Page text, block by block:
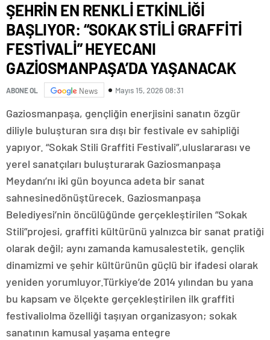
ŞEHRİN EN RENKLİ ETKİNLİĞİ
BAŞLIYOR: “SOKAK STİLİ GRAFFİTİ
FESTİVALİ” HEYECANI
GAZİOSMANPAŞA’DA YAŞANACAK
ABONE OL News Mayıs 15, 2026 08:31
Gaziosmanpaşa, gençliğin enerjisini sanatın özgür
diliyle buluşturan sıra dışı bir festivale ev sahipliği
yapıyor. “Sokak Stili Graffiti Festivali”,uluslararası ve
yerel sanatçıları buluşturarak Gaziosmanpaşa
Meydanı’nı iki gün boyunca adeta bir sanat
sahnesinedönüştürecek. Gaziosmanpaşa
Belediyesi’nin öncülüğünde gerçekleştirilen “Sokak
Stili”projesi, graffiti kültürünü yalnızca bir sanat pratiği
olarak değil; aynı zamanda kamusalestetik, gençlik
dinamizmi ve şehir kültürünün güçlü bir ifadesi olarak
yeniden yorumluyor.Türkiye’de 2014 yılından bu yana
bu kapsam ve ölçekte gerçekleştirilen ilk graffiti
festivaliolma özelliği taşıyan organizasyon; sokak
sanatının kamusal yaşama entegre